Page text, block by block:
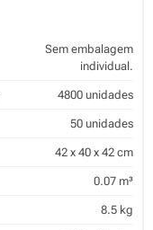
Sem embalagem
individual.
4800 unidades
50 unidades
42 x 40 x 42 cm
0.07 m³
8.5 kg